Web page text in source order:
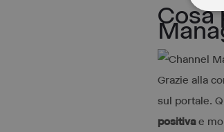
Cosa
Grazie alla
sul portale.
positivae